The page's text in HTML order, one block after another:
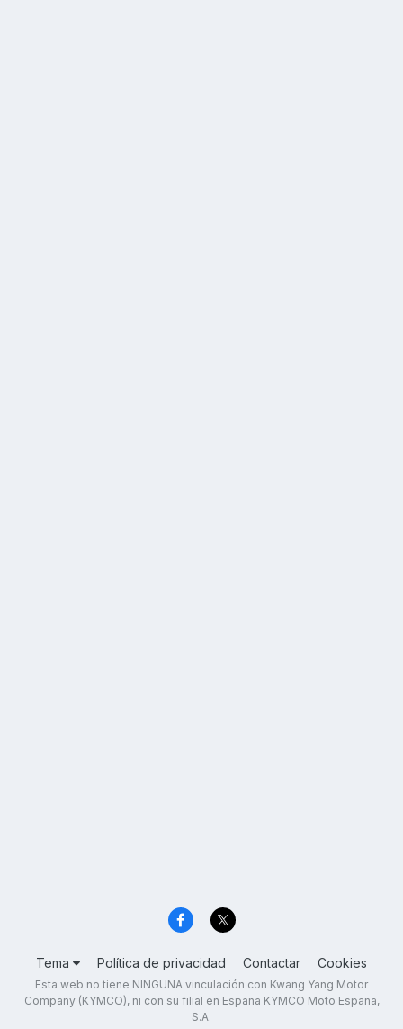
Tema Política de privacidad Contactar Cookies
Esta web no tiene NINGUNA vinculación con Kwang Yang Motor
Company (KYMCO), ni con su filial en España KYMCO Moto España,
S.A.